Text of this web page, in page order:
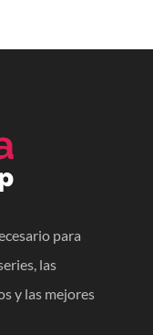
para
las
y las mejores